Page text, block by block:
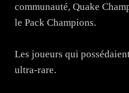
communauté, Quake
le Pack Champions.
Les joueurs qui
ultra-rare.